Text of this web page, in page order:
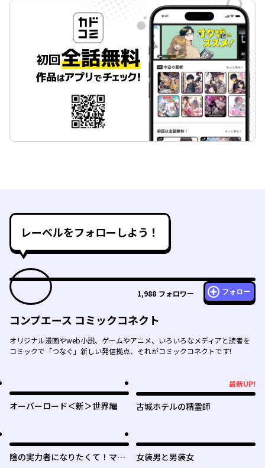
レーベルをフォローしよう！
1,988 フォロワー フォロー
コンプエース コミックコネクト
オリジナル漫画やweb小説、ゲームやアニメ、いろいろなメディアと読者を
コミックで「つなぐ」新しい発信拠点、それがコミックコネクトです!
オーバーロード＜新＞世界編
最新UP!
古城ホテルの精霊師
陰の実力者になりたくて！マス
女装男と男装女